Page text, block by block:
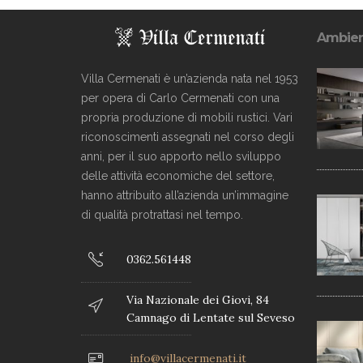
Villa Cermenati è un’azienda nata nel 1953
per opera di Carlo Cermenati con una
propria produzione di mobili rustici. Vari
riconoscimenti assegnati nel corso degli
anni, per il suo apporto nello sviluppo
delle attività economiche del settore,
hanno attribuito all’azienda un’immagine
di qualità protrattasi nel tempo.
0362.561448
Via Nazionale dei Giovi, 84
Camnago di Lentate sul Seveso
info@villacermenati.it